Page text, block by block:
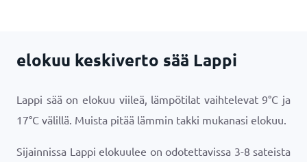
elokuu keskiverto sää Lappi
Lappi sää on elokuu viileä, lämpötilat vaihtelevat 9°C ja
17°C välillä. Muista pitää lämmin takki mukanasi elokuu.
Sijainnissa Lappi elokuulee on odotettavissa 3-8 sateista